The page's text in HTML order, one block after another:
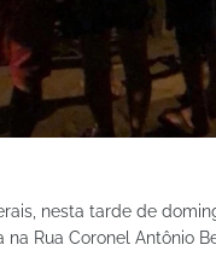
nesta tarde de
Rua Coronel Antônio